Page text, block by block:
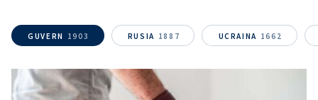
GUVERN 1903 RUSIA 1887 UCRAINA 1662
Sursă anonimă
Nume+ Numele meu